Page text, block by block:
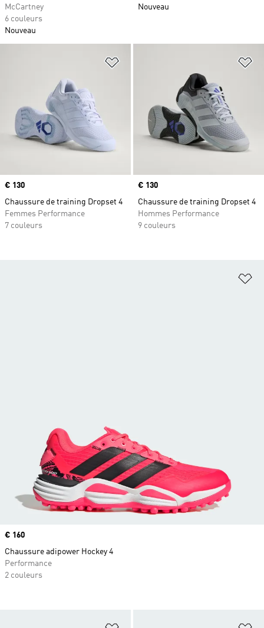
McCartney
6 couleurs
Nouveau
Nouveau
Ajouter à la Liste de produits
Prix
€ 130
Chaussure de training Dropset 4
Femmes Performance
7 couleurs
Prix
€ 130
Chaussure de training Dropset 4
Hommes Performance
9 couleurs
Ajouter à la Liste de produits
Prix
€ 160
Chaussure adipower Hockey 4
Performance
2 couleurs